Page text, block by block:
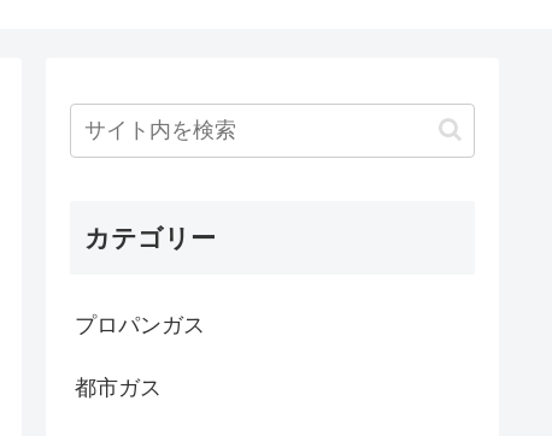
カテゴリー
プロパンガス
都市ガス